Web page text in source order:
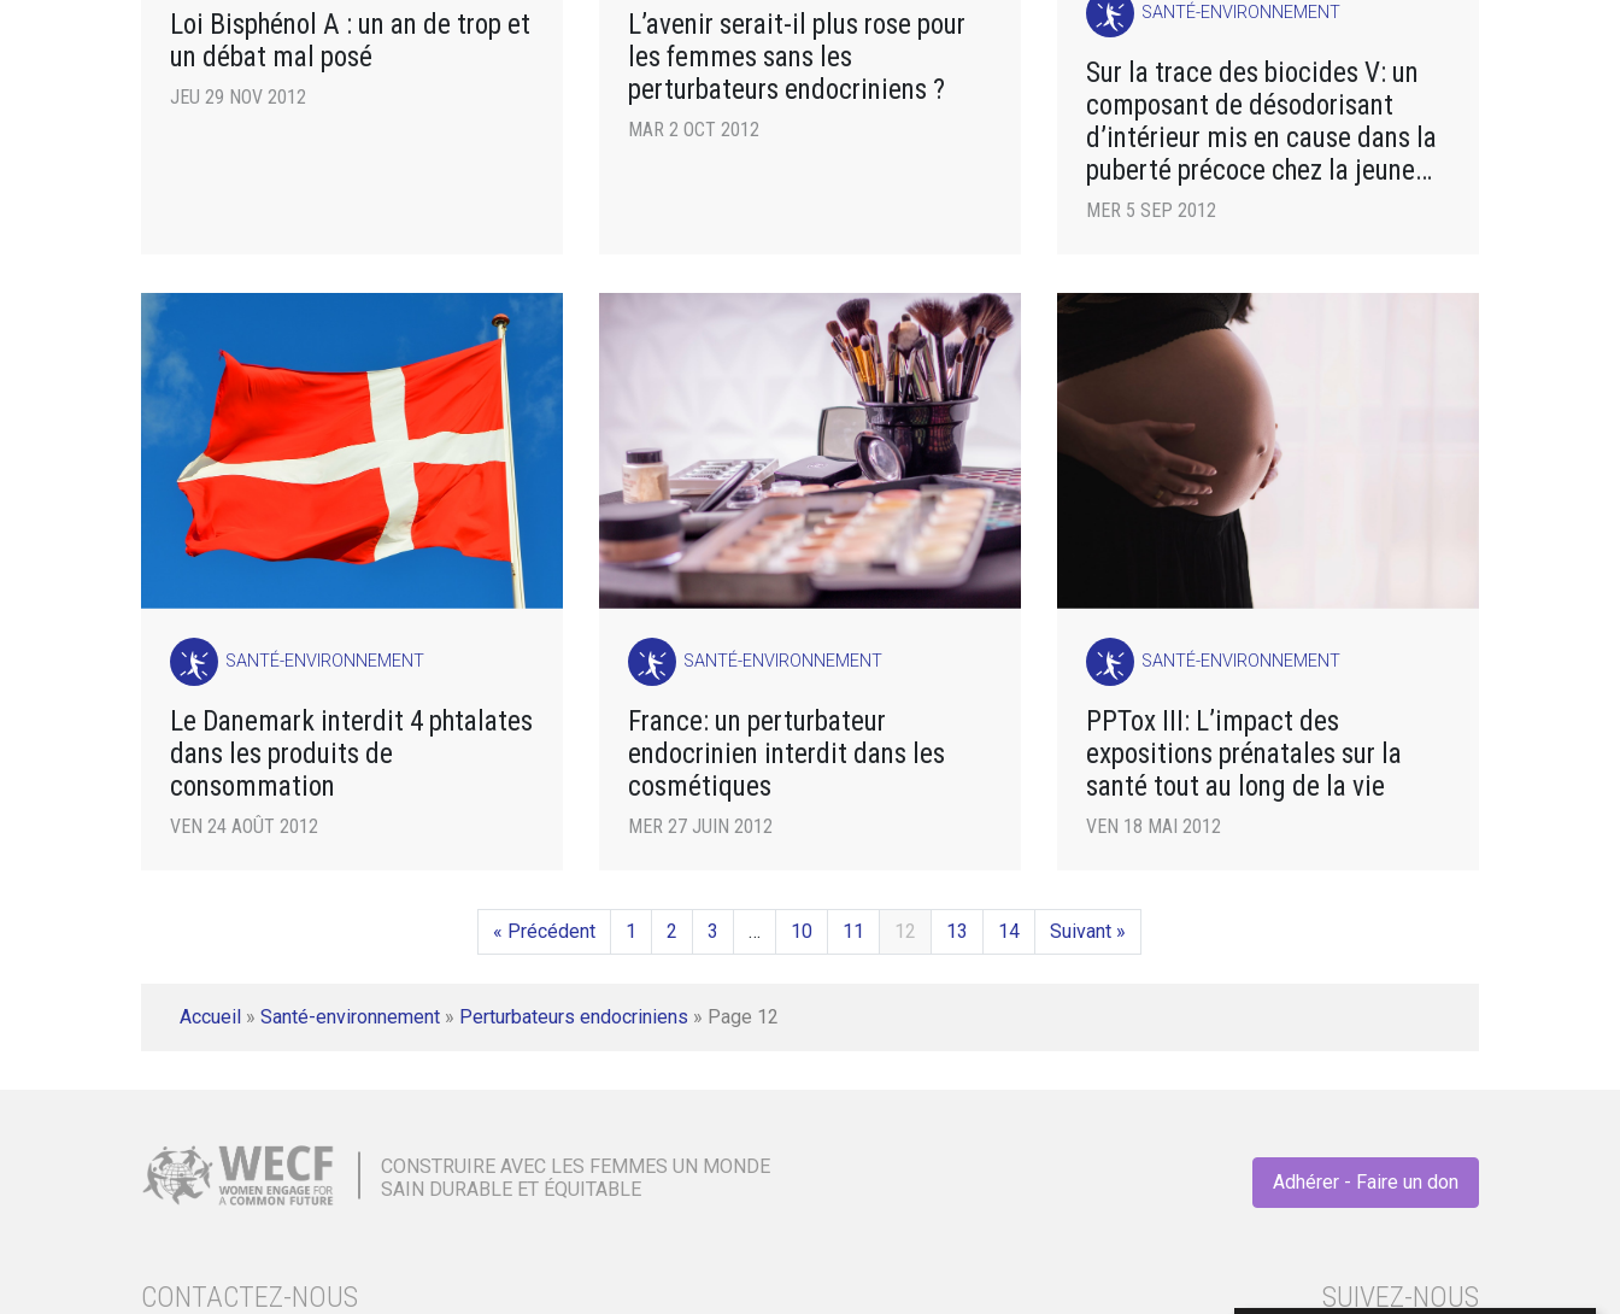
Loi Bisphénol A : un an de trop et
un débat mal posé
JEU 29 NOV 2012
L’avenir serait-il plus rose pour
les femmes sans les
perturbateurs endocriniens ?
MAR 2 OCT 2012
SANTÉ-ENVIRONNEMENT
Sur la trace des biocides V: un
composant de désodorisant
d’intérieur mis en cause dans la
puberté précoce chez la jeune
fille
MER 5 SEP 2012
SANTÉ-ENVIRONNEMENT
Le Danemark interdit 4 phtalates
dans les produits de
consommation
VEN 24 AOÛT 2012
SANTÉ-ENVIRONNEMENT
France: un perturbateur
endocrinien interdit dans les
cosmétiques
MER 27 JUIN 2012
SANTÉ-ENVIRONNEMENT
PPTox III: L’impact des
expositions prénatales sur la
santé tout au long de la vie
VEN 18 MAI 2012
« Précédent 1 2 3 … 10 11 12 13 14 Suivant »
Accueil » Santé-environnement » Perturbateurs endocriniens » Page 12
CONSTRUIRE AVEC LES FEMMES UN MONDE
SAIN DURABLE ET ÉQUITABLE
Adhérer - Faire un don
CONTACTEZ-NOUS SUIVEZ-NOUS